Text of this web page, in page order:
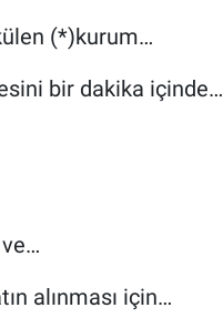
(*)kurum…
bir dakika içinde…
alınması için…